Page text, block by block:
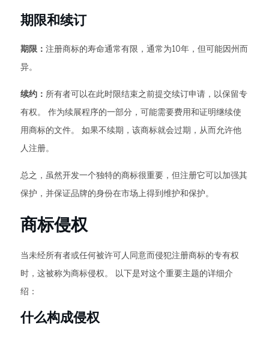
期限和续订
期限： 注册商标的寿命通常有限，通常为10年，但可能因州而
异。
续约： 所有者可以在此时限结束之前提交续订申请，以保留专
有权。 作为续展程序的一部分，可能需要费用和证明继续使
用商标的文件。 如果不续期，该商标就会过期，从而允许他
人注册。
总之，虽然开发一个独特的商标很重要，但注册它可以加强其
保护，并保证品牌的身份在市场上得到维护和保护。
商标侵权
当未经所有者或任何被许可人同意而侵犯注册商标的专有权
时，这被称为商标侵权。 以下是对这个重要主题的详细介
绍：
什么构成侵权